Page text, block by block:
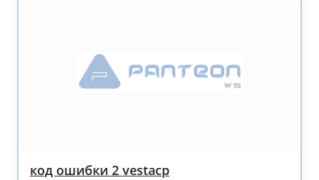
код ошибки 2 vestacp